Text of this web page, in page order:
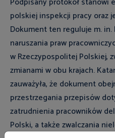
polskiej inspekcji pracy oraz
Dokument ten reguluje m.
naruszania praw
w Rzeczypospolitej Polskiej,
zmianami w obu krajach.
zauważyła, że dokument
przestrzegania przepisów
zatrudnienia pracowników
Polski, a także zwalczania